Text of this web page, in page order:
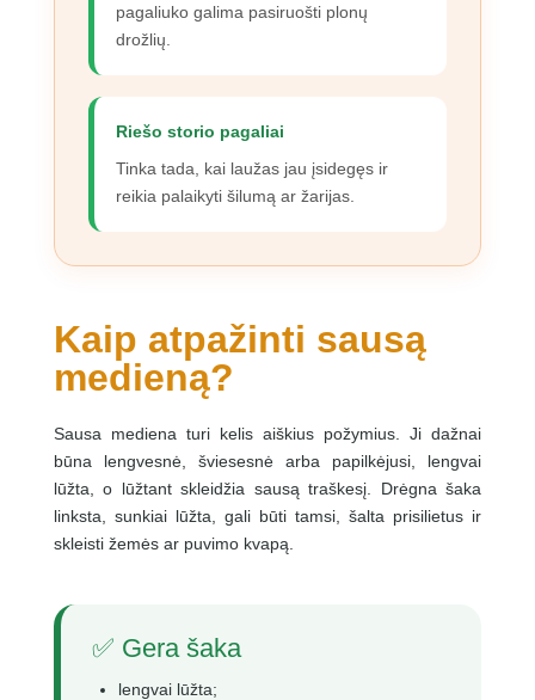
pagaliuko galima pasiruošti plonų
drožlių.
Riešo storio pagaliai
Tinka tada, kai laužas jau įsidegęs ir
reikia palaikyti šilumą ar žarijas.
Kaip atpažinti sausą
medieną?
Sausa mediena turi kelis aiškius požymius. Ji dažnai
būna lengvesnė, šviesesnė arba papilkėjusi, lengvai
lūžta, o lūžtant skleidžia sausą traškesį. Drėgna šaka
linksta, sunkiai lūžta, gali būti tamsi, šalta prisilietus ir
skleisti žemės ar puvimo kvapą.
✅ Gera šaka
lengvai lūžta;